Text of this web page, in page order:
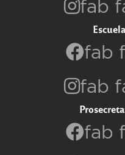
fab
fab
fab
fab